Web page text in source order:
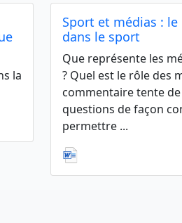
la
Sport et médias :
dans le sport
Que représente les
? Quel est le rôle des
commentaire tente
questions de façon
permettre ...